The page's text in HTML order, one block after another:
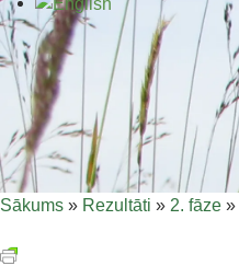
Sākums » Rezultāti » 2. fāze »